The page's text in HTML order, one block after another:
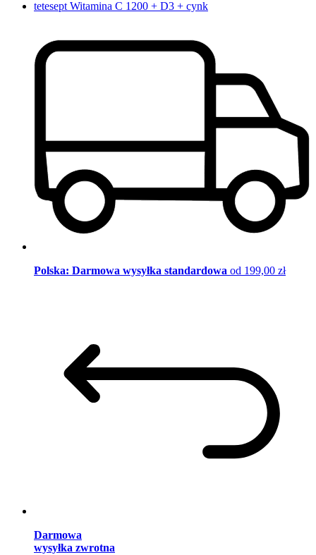
tetesept Witamina C 1200 + D3 + cynk
Polska: Darmowa wysyłka standardowa od 199,00 zł
Darmowa
wysyłka zwrotna